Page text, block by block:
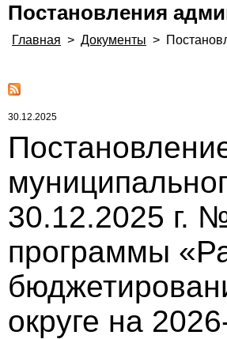
Постановления
Главная > Документы >
30.12.2025
30.12.2025 г.
программы
округе на